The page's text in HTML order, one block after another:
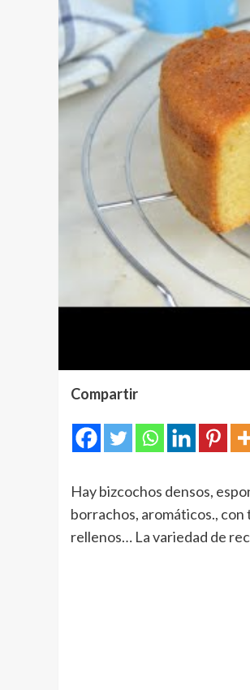
Compartir
Hay bizcochos densos,
borrachos, aromáticos., con
rellenos… La variedad de